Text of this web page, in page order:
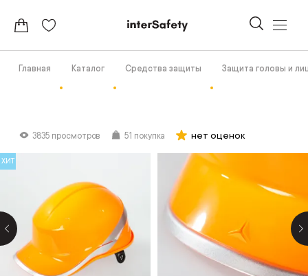
Главная Каталог Средства защиты Защита головы и
3835 просмотров 51 покупка нет оценок
ХИТ